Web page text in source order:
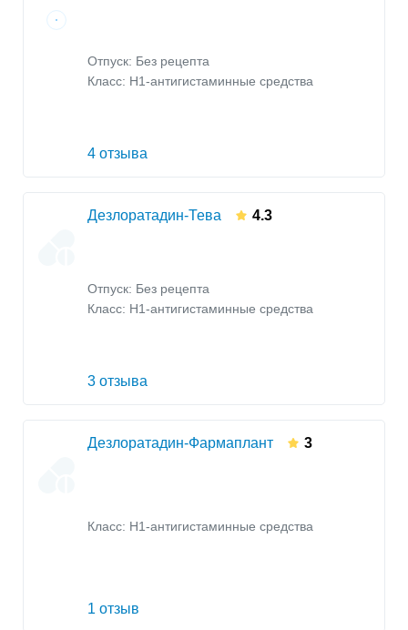
Отпуск: Без рецепта
Класс: H1-антигистаминные средства
4 отзыва
Дезлоратадин-Тева 4.3
Отпуск: Без рецепта
Класс: H1-антигистаминные средства
3 отзыва
Дезлоратадин-Фармаплант 3
Класс: H1-антигистаминные средства
1 отзыв